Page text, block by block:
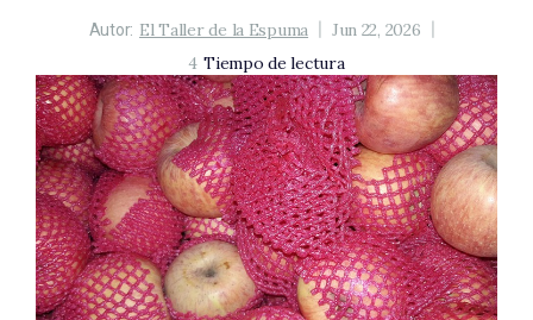
Autor: El Taller de la Espuma
Jun 22, 2026
4 Tiempo de lectura